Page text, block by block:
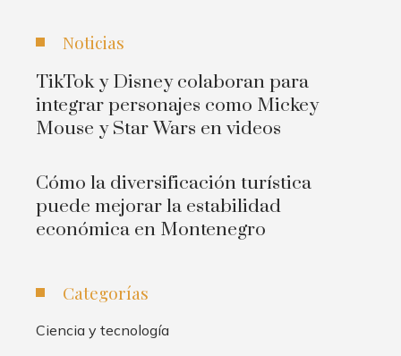
Noticias
TikTok y Disney colaboran para
integrar personajes como Mickey
Mouse y Star Wars en videos
Cómo la diversificación turística
puede mejorar la estabilidad
económica en Montenegro
Categorías
Ciencia y tecnología